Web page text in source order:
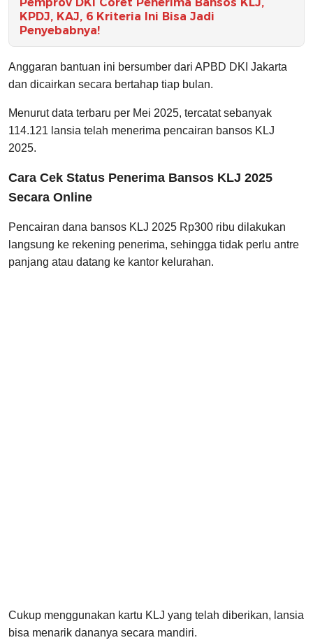
KPDJ, KAJ, 6 Kriteria Ini Bisa Jadi
Penyebabnya!
Anggaran bantuan ini bersumber dari APBD DKI Jakarta
dan dicairkan secara bertahap tiap bulan.
Menurut data terbaru per Mei 2025, tercatat sebanyak
114.121 lansia telah menerima pencairan bansos KLJ
2025.
Cara Cek Status Penerima Bansos KLJ 2025
Secara Online
Pencairan dana bansos KLJ 2025 Rp300 ribu dilakukan
langsung ke rekening penerima, sehingga tidak perlu antre
panjang atau datang ke kantor kelurahan.
Cukup menggunakan kartu KLJ yang telah diberikan, lansia
bisa menarik dananya secara mandiri.